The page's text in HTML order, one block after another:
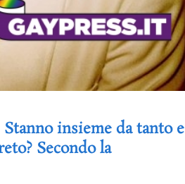
insieme da tanto e
Secondo la